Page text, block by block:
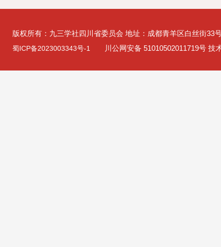
版权所有：九三学社四川省委员会 地址：成都青羊区白丝街33
蜀ICP备2023003343号-1 川公网安备 51010502011719号 技